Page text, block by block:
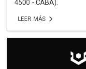
4500 - CABA).
LEER MÁS